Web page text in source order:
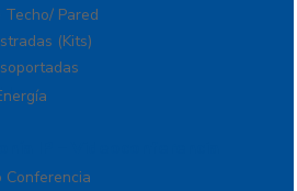
Pared
(Kits)
IP – Videoconferencia